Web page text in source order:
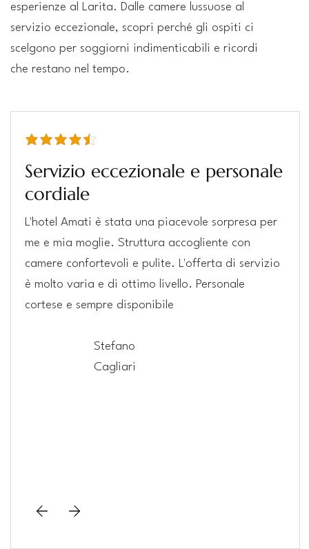
esperienze al Larita. Dalle camere lussuose al
servizio eccezionale, scopri perché gli ospiti ci
scelgono per soggiorni indimenticabili e ricordi
che restano nel tempo.
la valutazione media è 4.5 su 5
Servizio eccezionale e personale
cordiale
L'hotel Amati è stata una piacevole sorpresa per
me e mia moglie. Struttura accogliente con
camere confortevoli e pulite. L'offerta di servizio
è molto varia e di ottimo livello. Personale
cortese e sempre disponibile
Stefano
Cagliari